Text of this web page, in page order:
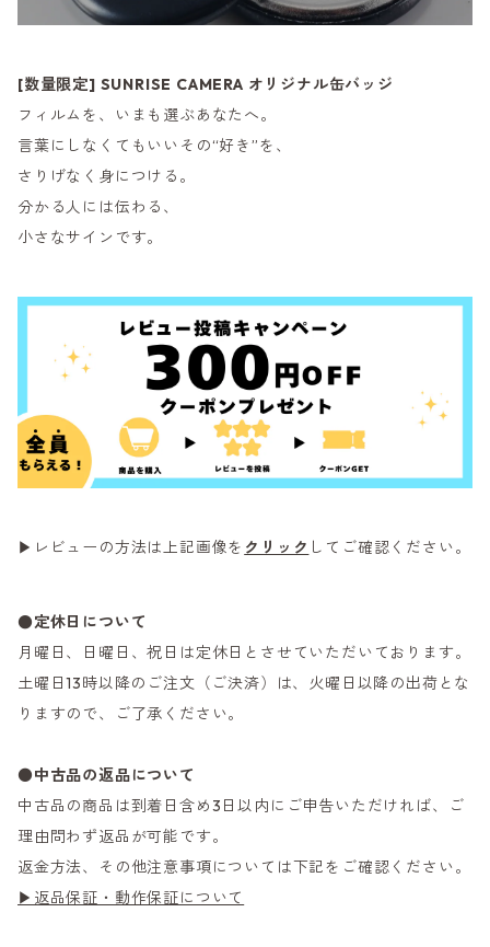
[数量限定] SUNRISE CAMERA オリジナル缶バッジ
フィルムを、いまも選ぶあなたへ。
言葉にしなくてもいいその“好き”を、
さりげなく身につける。
分かる人には伝わる、
小さなサインです。
▶レビューの方法は上記画像を クリック してご確認ください。
●定休日について
月曜日、日曜日、祝日は定休日とさせていただいております。
土曜日13時以降のご注文（ご決済）は、火曜日以降の出荷とな
りますので、ご了承ください。
●中古品の返品について
中古品の商品は到着日含め3日以内にご申告いただければ、ご
理由問わず返品が可能です。
返金方法、その他注意事項については下記をご確認ください。
▶返品保証・動作保証について